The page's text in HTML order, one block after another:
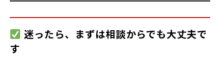
迷ったら、まずは相談からでも大丈夫で
す